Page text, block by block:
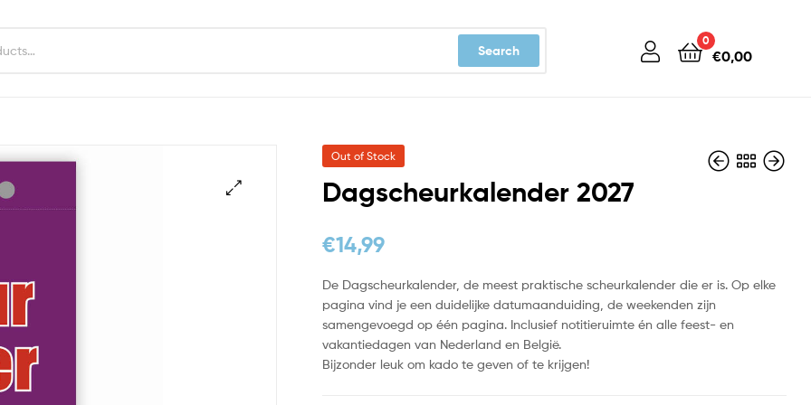
Search
0
€0,00
Out of Stock
Dagscheurkalender 2027
€14,99
De Dagscheurkalender, de meest praktische scheurkalender die er is. Op elke
pagina vind je een duidelijke datumaanduiding, de weekenden zijn
samengevoegd op één pagina. Inclusief notitieruimte én alle feest- en
vakantiedagen van Nederland en België.
Bijzonder leuk om kado te geven of te krijgen!